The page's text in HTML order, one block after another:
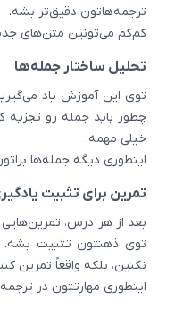
ترجمه‌هاتون دقیق‌تر بشه.
کم‌کم می‌تونین متن‌های
تحلیل ساختار جمله‌ها
توی این آموزش یاد
چطور باید جمله رو تجزیه
خیلی مهمه.
اینطوری دیگه جمله‌ها
تمرین برای تثبیت
بعد از هر درس،
توی ذهنتون تثبیت بشه.
نکنین، بلکه واقعاً تمرین
اینطوری مهارتتون در